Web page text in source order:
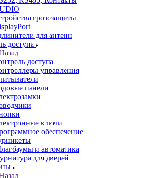
грозозащиты
для антенн
доступа
доступа
управления
панели
ключи
обеспечение
и автоматика
для дверей